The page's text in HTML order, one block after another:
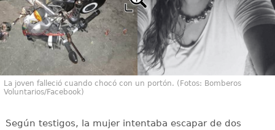
La joven falleció cuando chocó con un portón. (Fotos: Bomberos
Voluntarios/Facebook)
Según testigos, la mujer intentaba escapar de dos